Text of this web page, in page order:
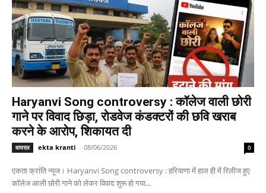
Haryanvi Song controversy : कॉलेज वाली छोरी
गाने पर विवाद छिड़ा, रोडवेज कंडक्टरों की छवि खराब
करने के आरोप, शिकायत दी
वायरल ekta kranti - 08/06/2026 0
एकता क्रांति न्यूज। Haryanvi Song controversy : हरियाणा में हाल ही में रिलीज हुए
कॉलेज आली छोरी गाने को लेकर विवाद शुरू हो गया...